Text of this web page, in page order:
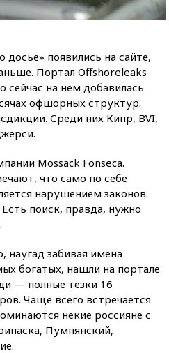
появились на сайте,
Портал Offshoreleaks
сейчас на нем добавилась
офшорных структур.
Среди них Кипр, BVI,
Mossack Fonseca.
что само по себе
нарушением законов.
поиск, правда, нужно
наугад забивая имена
богатых, нашли на портале
— полные тезки 16
Чаще всего встречается
некие россияне с
Пумпянский,